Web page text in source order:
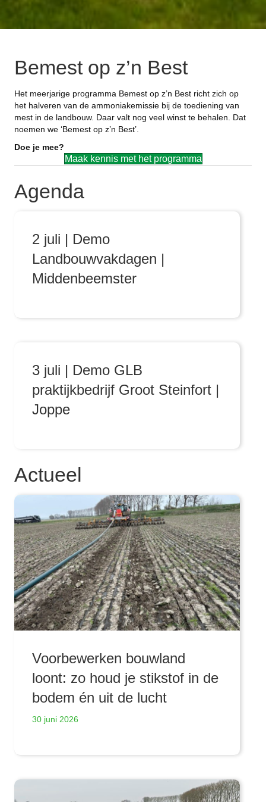
Bemest op z’n Best
Het meerjarige programma Bemest op z’n Best richt zich op
het halveren van de ammoniakemissie bij de toediening van
mest in de landbouw. Daar valt nog veel winst te behalen. Dat
noemen we ‘Bemest op z’n Best’.
Doe je mee?
Maak kennis met het programma
Agenda
2 juli | Demo
Landbouwvakdagen |
Middenbeemster
3 juli | Demo GLB
praktijkbedrijf Groot Steinfort |
Joppe
Actueel
Voorbewerken bouwland
loont: zo houd je stikstof in de
bodem én uit de lucht
30 juni 2026